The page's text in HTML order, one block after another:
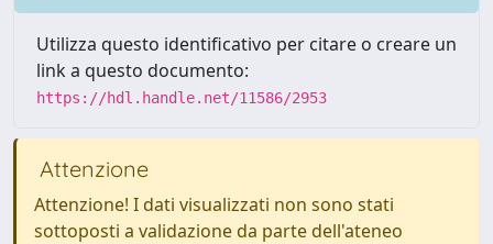
Utilizza questo identificativo per citare o creare un
link a questo documento:
https://hdl.handle.net/11586/2953
Attenzione
Attenzione! I dati visualizzati non sono stati
sottoposti a validazione da parte dell'ateneo